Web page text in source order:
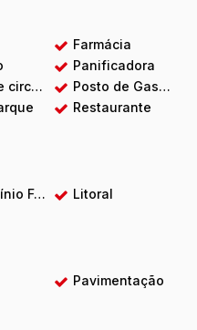
Farmácia
Panificadora
Posto de Gasolina
Restaurante
Litoral
Pavimentação